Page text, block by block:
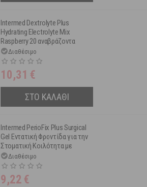
Intermed Dextrolyte Plus
Hydrating Electrolyte Mix
Raspberry 20 αναβράζοντα
δισκία
Διαθέσιμο
10,31 €
ΣΤΟ ΚΑΛΑΘΙ
Intermed PerioFix Plus Surgical
Gel Εντατική Φροντίδα για την
Στοματική Κοιλότητα με
Χλωρεξιδίνη 0.30% 30 ml
Διαθέσιμο
9,22 €